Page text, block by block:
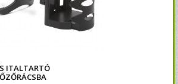
ITALTARTÓ